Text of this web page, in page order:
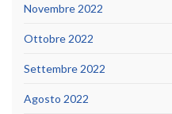
Novembre 2022
Ottobre 2022
Settembre 2022
Agosto 2022